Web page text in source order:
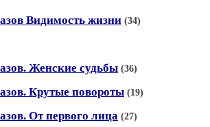
Видимость жизни (34)
Женские судьбы (36)
Крутые повороты (19)
От первого лица (27)